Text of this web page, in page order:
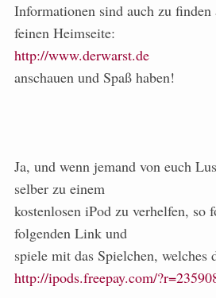
Informationen sind auch zu
feinen Heimseite:
http://www.derwarst.de
anschauen und Spaß haben!
Ja, und wenn jemand von euch
selber zu einem
kostenlosen iPod zu verhelfen, so
folgenden Link und
spiele mit das Spielchen, welches
http://ipods.freepay.com/